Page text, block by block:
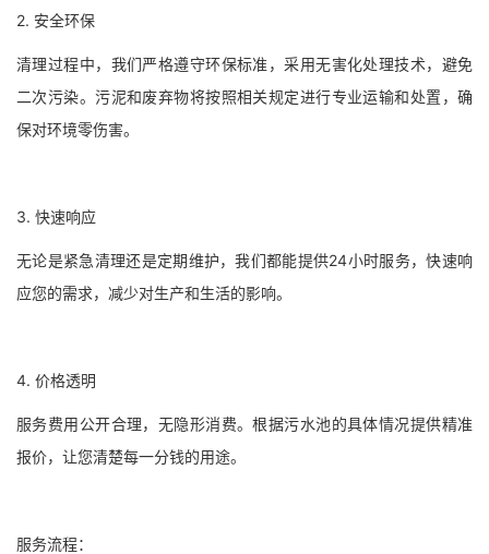
2. 安全环保
清理过程中，我们严格遵守环保标准，采用无害化处理技术，避免
二次污染。污泥和废弃物将按照相关规定进行专业运输和处置，确
保对环境零伤害。
3. 快速响应
无论是紧急清理还是定期维护，我们都能提供24小时服务，快速响
应您的需求，减少对生产和生活的影响。
4. 价格透明
服务费用公开合理，无隐形消费。根据污水池的具体情况提供精准
报价，让您清楚每一分钱的用途。
服务流程：